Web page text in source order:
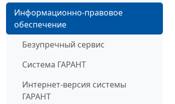
Информационно-правовое
обеспечение
Безупречный сервис
Система ГАРАНТ
Интернет-версия системы
ГАРАНТ